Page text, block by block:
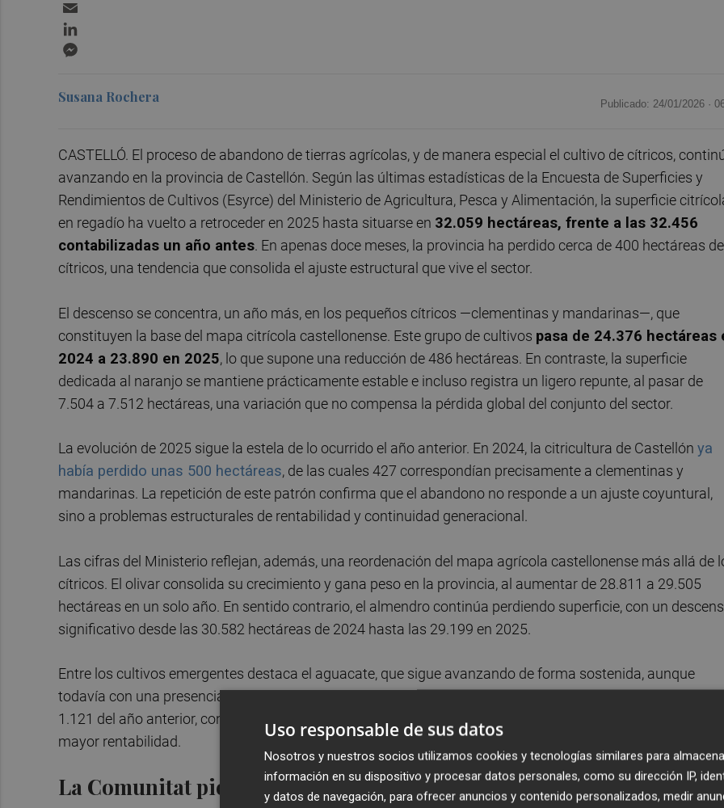
Susana Rochera Publicado: 24/01/2026 ·
CASTELLÓ. El proceso de abandono de tierras agrícolas, y de manera especial el cultivo de cítricos,
avanzando en la provincia de Castellón. Según las últimas estadísticas de la Encuesta de Superficies y
Rendimientos de Cultivos (Esyrce) del Ministerio de Agricultura, Pesca y Alimentación, la superficie
en regadío ha vuelto a retroceder en 2025 hasta situarse en 32.059 hectáreas, frente a las 32.456
contabilizadas un año antes. En apenas doce meses, la provincia ha perdido cerca de 400 hectáreas de
cítricos, una tendencia que consolida el ajuste estructural que vive el sector.
El descenso se concentra, un año más, en los pequeños cítricos —clementinas y mandarinas—, que
constituyen la base del mapa citrícola castellonense. Este grupo de cultivos pasa de 24.376 hectáreas
2024 a 23.890 en 2025, lo que supone una reducción de 486 hectáreas. En contraste, la superficie
dedicada al naranjo se mantiene prácticamente estable e incluso registra un ligero repunte, al pasar de
7.504 a 7.512 hectáreas, una variación que no compensa la pérdida global del conjunto del sector.
La evolución de 2025 sigue la estela de lo ocurrido el año anterior. En 2024, la citricultura de Castellón ya
había perdido unas 500 hectáreas, de las cuales 427 correspondían precisamente a clementinas y
mandarinas. La repetición de este patrón confirma que el abandono no responde a un ajuste coyuntural,
sino a problemas estructurales de rentabilidad y continuidad generacional.
Las cifras del Ministerio reflejan, además, una reordenación del mapa agrícola castellonense más allá de
cítricos. El olivar consolida su crecimiento y gana peso en la provincia, al aumentar de 28.811 a 29.505
hectáreas en un solo año. En sentido contrario, el almendro continúa perdiendo superficie, con un
significativo desde las 30.582 hectáreas de 2024 hasta las 29.199 en 2025.
Entre los cultivos emergentes destaca el aguacate, que sigue avanzando de forma sostenida, aunque
todavía con una presencia limitada en términos absolutos. En 2025 alcanza las 1.146 hectáreas, frente a
1.121 del año anterior, confirmando su papel como alternativa para algunos productores en búsqueda de
mayor rentabilidad.
La Comunitat pierde un 2% de superficie cultivada
Uso responsable de sus datos
Nosotros y nuestros socios utilizamos cookies y tecnologías similares para
información en su dispositivo y procesar datos personales, como su dirección IP,
y datos de navegación, para ofrecer anuncios y contenido personalizados, medir